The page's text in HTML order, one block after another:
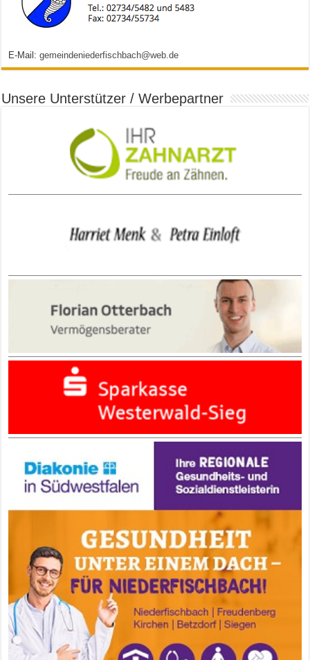
E-Mail:gemeindeniederfischbach@web.de
Unsere Unterstützer / Werbepartner